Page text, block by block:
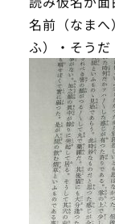
名前（なま
ふ）・そう